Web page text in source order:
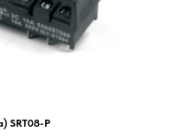
SRT08-P